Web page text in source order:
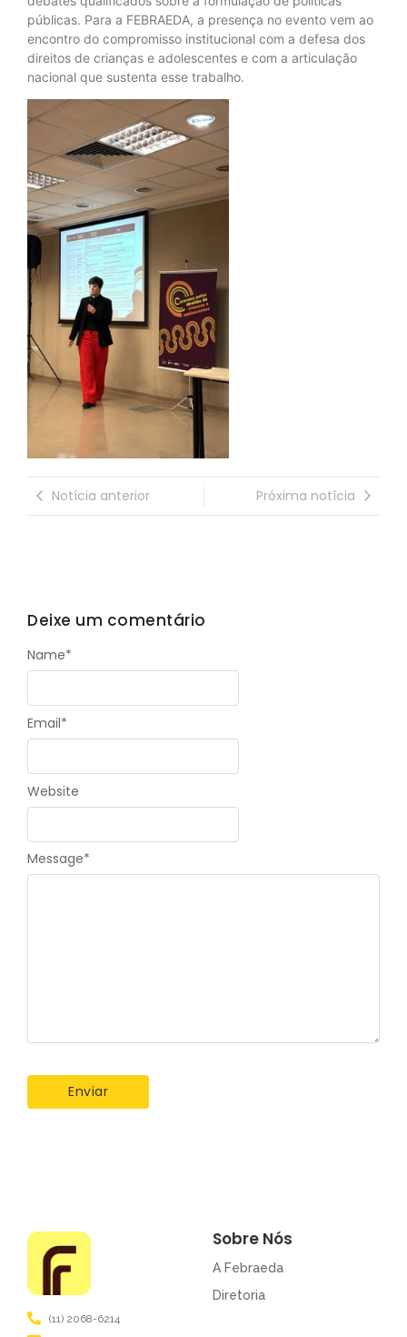
públicas. Para a FEBRAEDA, a presença no evento vem ao
encontro do compromisso institucional com a defesa dos
direitos de crianças e adolescentes e com a articulação
nacional que sustenta esse trabalho.
Notícia anterior Próxima notícia
Deixe um comentário
Message*
Name*
Email*
Website
(11) 2068-6214
Sobre Nós
A Febraeda
Diretoria